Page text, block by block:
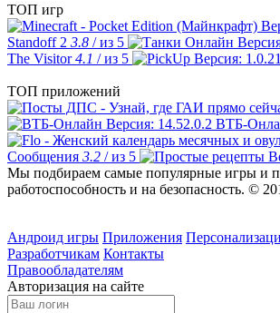
ТОП игр
Standoff 2 3.8 / из 5
The Visitor4.1 / из 5
ТОП приложений
ВТБ-
Сообщения 3.2 / из 5
Мы подбираем самые популярные игры и
работоспособность и на безопасность. ©
Андроид игры Приложения
Разработчикам Контакты
Правообладателям
Авторизация на сайте